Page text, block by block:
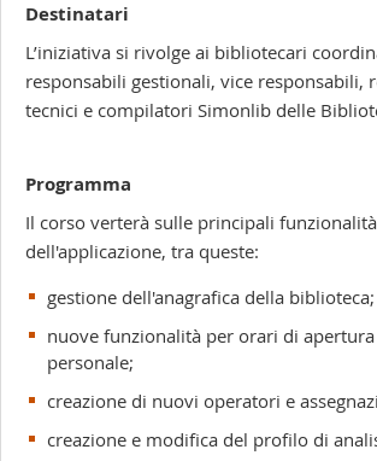
Destinatari
L’iniziativa si rivolge ai bibliotecari
responsabili gestionali, vice responsabili,
tecnici e compilatori Simonlib delle
Programma
Il corso verterà sulle principali funzionalità
dell'applicazione, tra queste:
gestione dell'anagrafica della biblioteca;
nuove funzionalità per orari di apertura
personale;
creazione di nuovi operatori e
creazione e modifica del profilo di